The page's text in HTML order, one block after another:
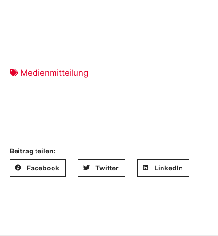
Medienmitteilung
Beitrag teilen:
Facebook Twitter LinkedIn